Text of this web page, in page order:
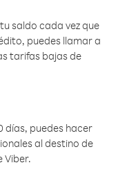
saldo cada vez que
puedes llamar a
tarifas bajas de
días, puedes hacer
al destino de
Viber.